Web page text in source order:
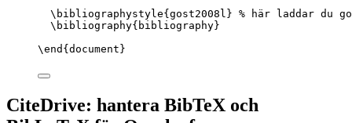
\bibliographystyle{gost2008l} % här laddar du
\bibliography{bibliography}
\end { document }
CiteDrive: hantera BibTeX och